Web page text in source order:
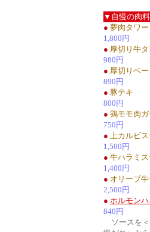
▼自慢の肉
● 夢肉タワー
1,800円
● 厚切り牛
980円
● 厚切りベ
890円
● 豚テキ
800円
● 鶏モモ肉
750円
● 上カルビ
1,500円
● 牛ハラミ
1,400円
● オリーブ
2,500円
● ホルモン
840円
ソースを＜